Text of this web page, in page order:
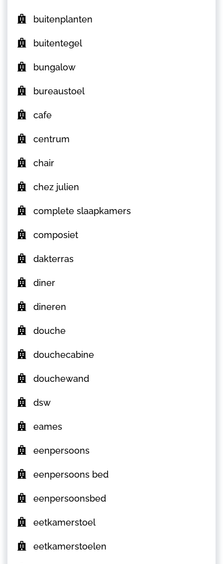
buitenplanten
buitentegel
bungalow
bureaustoel
cafe
centrum
chair
chez julien
complete slaapkamers
composiet
dakterras
diner
dineren
douche
douchecabine
douchewand
dsw
eames
eenpersoons
eenpersoons bed
eenpersoonsbed
eetkamerstoel
eetkamerstoelen